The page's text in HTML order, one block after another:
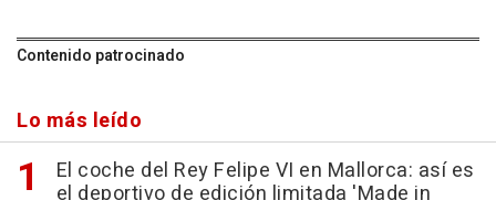
Contenido patrocinado
Lo más leído
El coche del Rey Felipe VI en Mallorca: así es
el deportivo de edición limitada 'Made in